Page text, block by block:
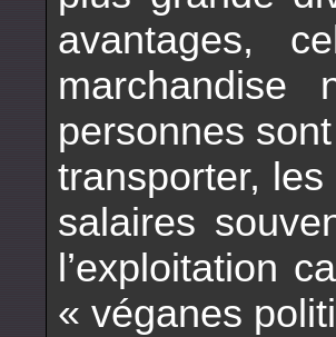
avantages,
personnes
transporter,
salaires
l’exploitation
« véganes